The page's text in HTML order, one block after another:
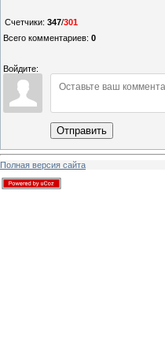
Счетчики: 347/301
Всего комментариев: 0
Войдите:
Отправить
Полная версия сайта